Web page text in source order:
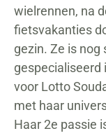
wielrennen, na
fietsvakanties
gezin. Ze is
gespecialiseerd
voor Lotto
met haar
Haar 2e passie